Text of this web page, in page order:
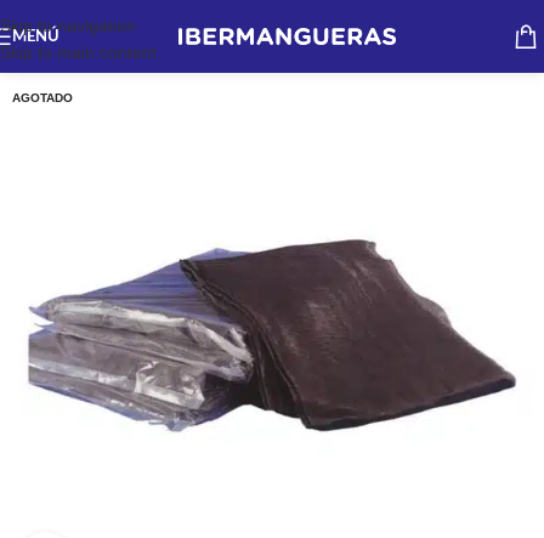
Skip to navigation
Skip to main content
MENÚ
AGOTADO